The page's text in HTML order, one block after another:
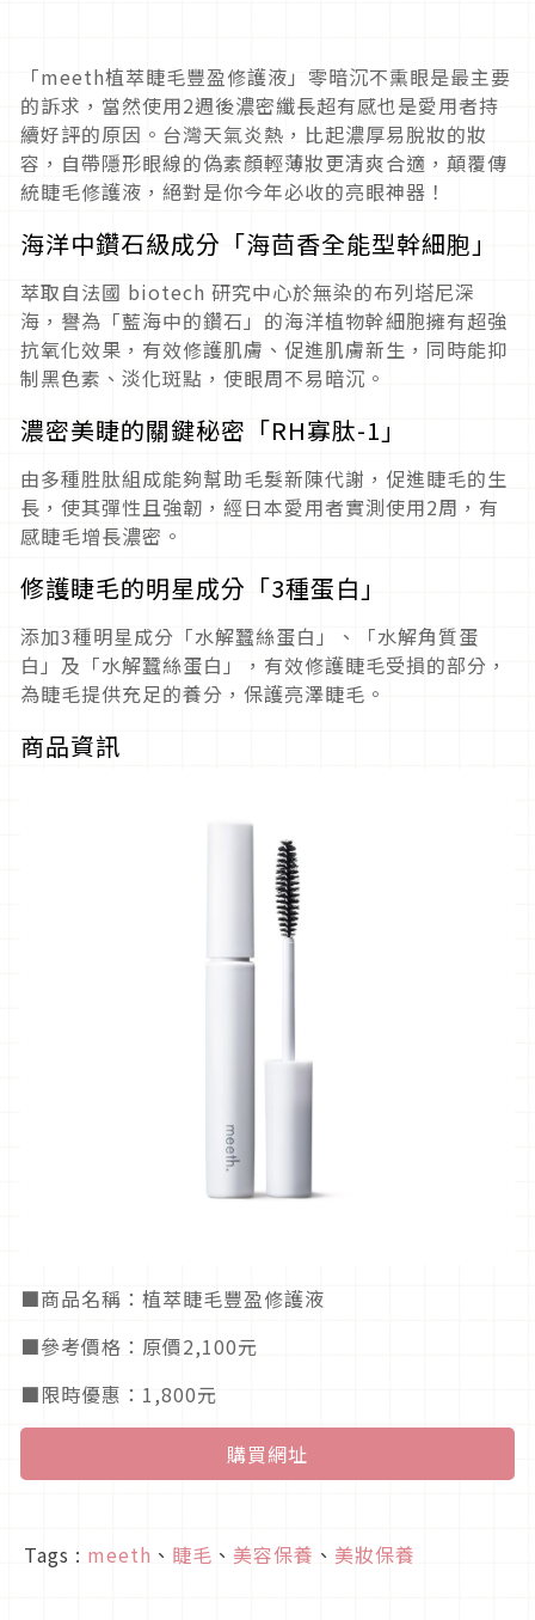
「meeth植萃睫毛豐盈修護液」零暗沉不熏眼是最主要
的訴求，當然使用2週後濃密纖長超有感也是愛用者持
續好評的原因。台灣天氣炎熱，比起濃厚易脫妝的妝
容，自帶隱形眼線的偽素顏輕薄妝更清爽合適，顛覆傳
統睫毛修護液，絕對是你今年必收的亮眼神器！
海洋中鑽石級成分「海茴香全能型幹細胞」
萃取自法國 biotech 研究中心於無染的布列塔尼深
海，譽為「藍海中的鑽石」的海洋植物幹細胞擁有超強
抗氧化效果，有效修護肌膚、促進肌膚新生，同時能抑
制黑色素、淡化斑點，使眼周不易暗沉。
濃密美睫的關鍵秘密「RH寡肽-1」
由多種胜肽組成能夠幫助毛髮新陳代謝，促進睫毛的生
長，使其彈性且強韌，經日本愛用者實測使用2周，有
感睫毛增長濃密。
修護睫毛的明星成分「3種蛋白」
添加3種明星成分「水解蠶絲蛋白」、「水解角質蛋
白」及「水解蠶絲蛋白」，有效修護睫毛受損的部分，
為睫毛提供充足的養分，保護亮澤睫毛。
商品資訊
■商品名稱：植萃睫毛豐盈修護液
■參考價格：原價2,100元
■限時優惠：1,800元
購買網址
Tags : meeth 、 睫毛 、 美容保養 、 美妝保養